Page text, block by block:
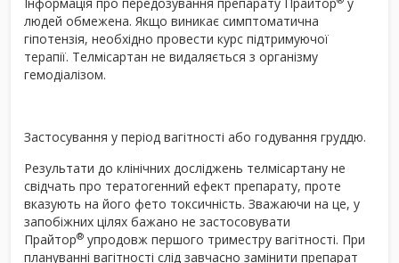
людей обмежена. Якщо виникає симптоматична
гіпотензія, необхідно провести курс підтримуючої
терапії. Телмісартан не видаляється з організму
гемодіалізом.
Застосування у період вагітності або годування груддю.
Результати до клінічних досліджень телмісартану не
свідчать про тератогенний ефект препарату, проте
вказують на його фето токсичність. Зважаючи на це, у
запобіжних цілях бажано не застосовувати
Прайтор® упродовж першого триместру вагітності. При
плануванні вагітності слід завчасно замінити препарат